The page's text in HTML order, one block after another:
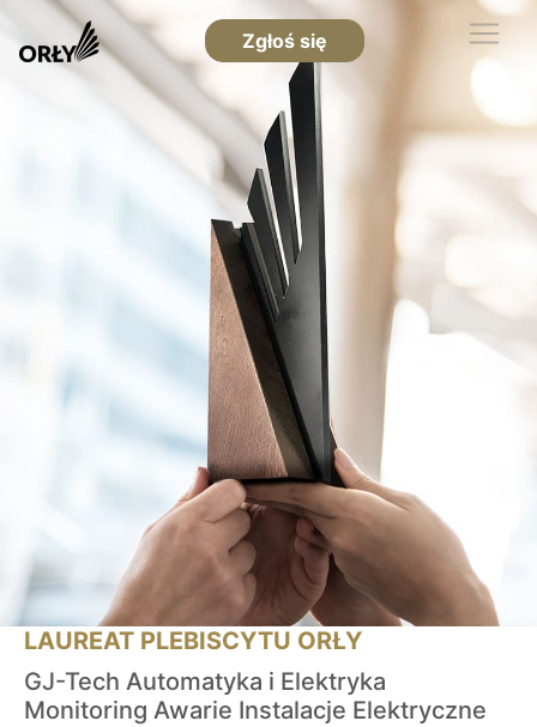
Zgłoś się
LAUREAT PLEBISCYTU ORŁY
GJ-Tech Automatyka i Elektryka
Monitoring Awarie Instalacje Elektryczne